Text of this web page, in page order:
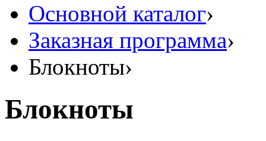
Основной каталог›
Заказная программа›
Блокноты›
Блокноты